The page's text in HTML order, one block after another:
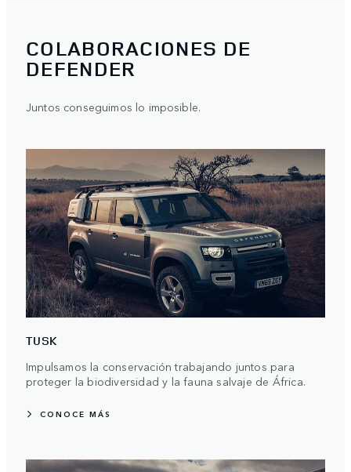
COLABORACIONES DE
DEFENDER
Juntos conseguimos lo imposible.
TUSK
Impulsamos la conservación trabajando juntos para
proteger la biodiversidad y la fauna salvaje de África.
CONOCE MÁS